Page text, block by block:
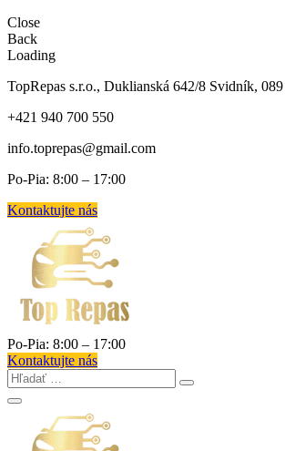
Close
Back
Loading
TopRepas s.r.o., Duklianská 642/8 Svidník, 089
+421 940 700 550
info.toprepas@gmail.com
Po-Pia: 8:00 – 17:00
Kontaktujte nás
Po-Pia: 8:00 – 17:00
Kontaktujte nás